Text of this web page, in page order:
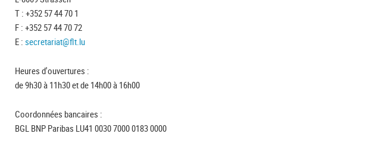
T : +352 57 44 70 1
F : +352 57 44 70 72
E : secretariat@flt.lu
Heures d'ouvertures :
de 9h30 à 11h30 et de 14h00 à 16h00
Coordonnées bancaires :
BGL BNP Paribas LU41 0030 7000 0183 0000